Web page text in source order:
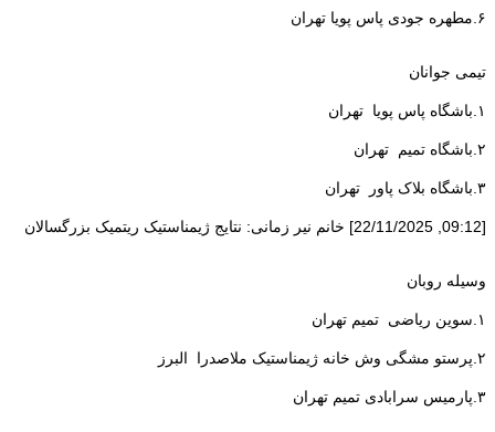
۶.مطهره جودی پاس پویا تهران
تیمی جوانان
۱.باشگاه پاس پویا تهران
۲.باشگاه تمیم تهران
۳.باشگاه بلاک پاور تهران
[09:12, 22/11/2025] خانم نیر زمانی: نتایج ژیمناستیک ریتمیک بزرگسالان
وسیله روبان
۱.سوین ریاضی تمیم تهران
۲.پرستو مشگی وش خانه ژیمناستیک ملاصدرا البرز
۳.پارمیس سرابادی تمیم تهران